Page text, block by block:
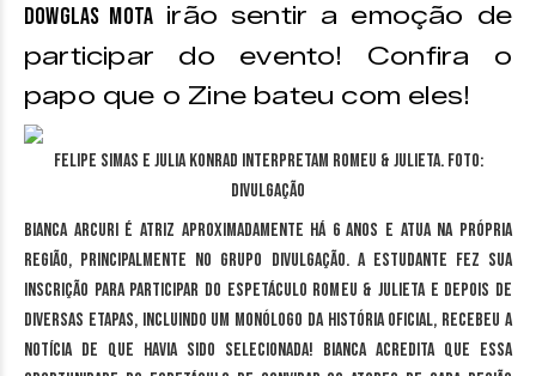
Dowglas Mota irão sentir a emoção de
participar do evento! Confira o
papo que o Zine bateu com eles!
Felipe Simas e Julia Konrad interpretam Romeu & Julieta. Foto:
Divulgação
Bianca Arcuri é atriz aproximadamente há 6 anos e atua na própria
região, principalmente no Grupo Divulgação. A estudante fez sua
inscrição para participar do espetáculo Romeu & Julieta e depois de
diversas etapas, incluindo um monólogo da história oficial, recebeu a
notícia de que havia sido selecionada! Bianca acredita que essa